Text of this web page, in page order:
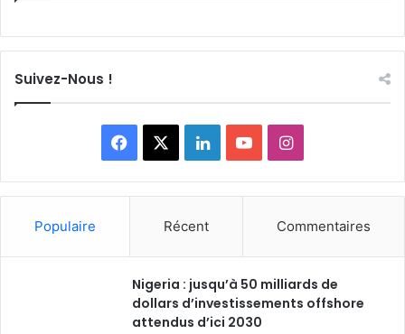
Suivez-Nous !
Facebook LinkedinYouTubeInstagram
Populaire Récent Commentaires
Nigeria : jusqu’à 50 milliards de
dollars d’investissements offshore
attendus d’ici 2030